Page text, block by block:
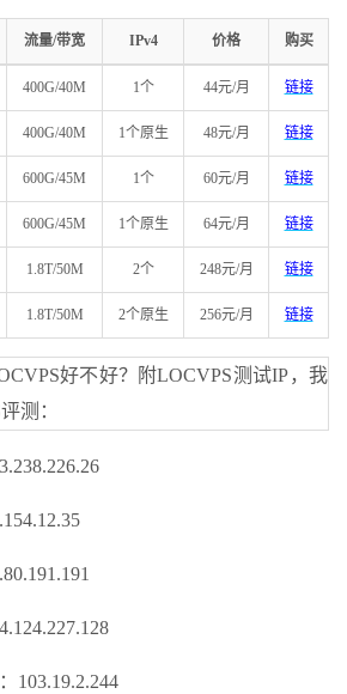
流量/带宽 IPv4 价格 购买
400G/40M 1个 44元/月 链接
400G/40M 1个原生 48元/月 链接
600G/45M 1个 60元/月 链接
600G/45M 1个原生 64元/月 链接
1.8T/50M 2个 248元/月 链接
1.8T/50M 2个原生 256元/月 链接
好不好？附LOCVPS测试IP，我
测：
103.19.2.244